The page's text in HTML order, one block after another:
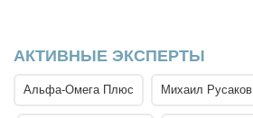
АКТИВНЫЕ ЭКСПЕРТЫ
Альфа-Омега Плюс Михаил Русаков